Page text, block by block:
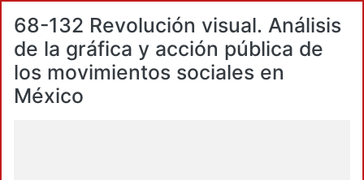
68-132 Revolución visual. Análisis
de la gráfica y acción pública de
los movimientos sociales en
México